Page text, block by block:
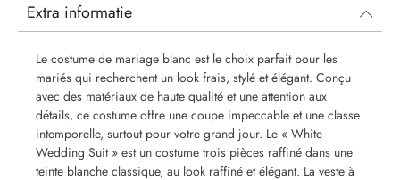
Extra informatie
Le costume de mariage blanc est le choix parfait pour les
mariés qui recherchent un look frais, stylé et élégant. Conçu
avec des matériaux de haute qualité et une attention aux
détails, ce costume offre une coupe impeccable et une classe
intemporelle, surtout pour votre grand jour. Le « White
Wedding Suit » est un costume trois pièces raffiné dans une
teinte blanche classique, au look raffiné et élégant. La veste à